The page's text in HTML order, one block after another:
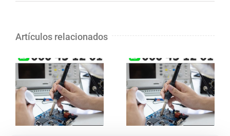
Artículos relacionados